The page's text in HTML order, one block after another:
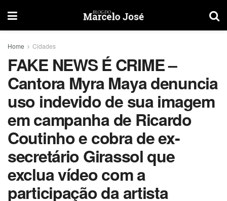
Home Cidades
FAKE NEWS É CRIME –
Cantora Myra Maya denuncia
uso indevido de sua imagem
em campanha de Ricardo
Coutinho e cobra de ex-
secretário Girassol que
exclua vídeo com a
participação da artista